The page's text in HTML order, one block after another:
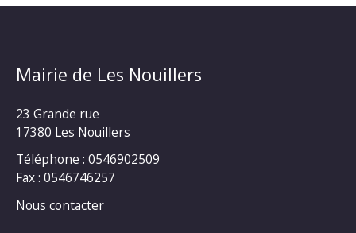
Mairie de Les Nouillers
23 Grande rue
17380 Les Nouillers
Téléphone : 0546902509
Fax : 0546746257
Nous contacter